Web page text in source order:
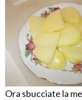
Ora sbucciate la